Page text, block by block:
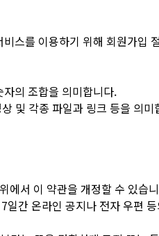
스를 이용하기 위해 회원가입
자의 조합을 의미합니다.
영상 및 각종 파일과 링크 등을 의
에서 이 약관을 개정할 수 있습
간 온라인 공지나 전자 우편